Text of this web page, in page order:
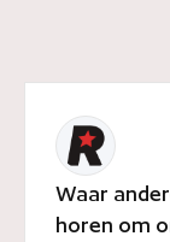
Waar
horen om